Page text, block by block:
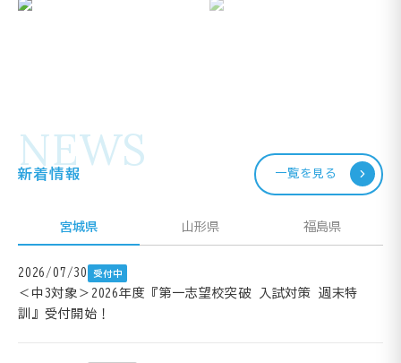
NEWS
新着情報 一覧を見る
宮城県 山形県 福島県
2026/07/30 受付中
＜中3対象＞2026年度『第一志望校突破 入試対策 週末特
訓』受付開始！